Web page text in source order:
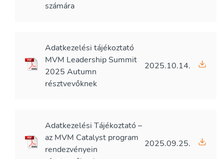
számára
Adatkezelési tájékoztató
MVM Leadership Summit
2025 Autumn
résztvevőknek
2025.10.14.
Adatkezelési Tájékoztató –
az MVM Catalyst program
rendezvényein
2025.09.25.